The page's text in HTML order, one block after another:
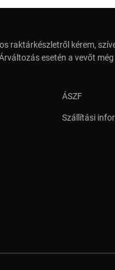
raktárkészletről kérem,
esetén a vevőt
ÁSZF
Szállítási